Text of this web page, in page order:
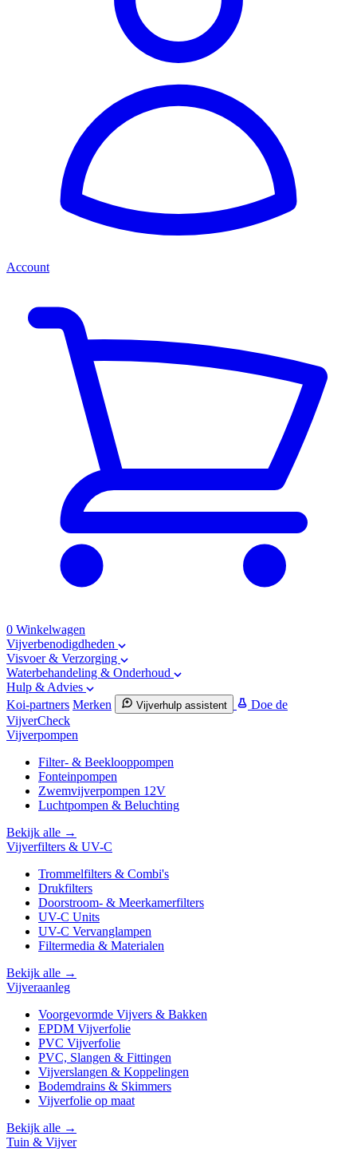
Account
0 Winkelwagen
Vijverbenodigdheden
Visvoer & Verzorging
Waterbehandeling & Onderhoud
Hulp & Advies
Koi-partners Merken Vijverhulp assistent
Doe de
VijverCheck
Vijverpompen
Filter- & Beeklooppompen
Fonteinpompen
Zwemvijverpompen 12V
Luchtpompen & Beluchting
Bekijk alle →
Vijverfilters & UV-C
Trommelfilters & Combi's
Drukfilters
Doorstroom- & Meerkamerfilters
UV-C Units
UV-C Vervanglampen
Filtermedia & Materialen
Bekijk alle →
Vijveraanleg
Voorgevormde Vijvers & Bakken
EPDM Vijverfolie
PVC Vijverfolie
PVC, Slangen & Fittingen
Vijverslangen & Koppelingen
Bodemdrains & Skimmers
Vijverfolie op maat
Bekijk alle →
Tuin & Vijver